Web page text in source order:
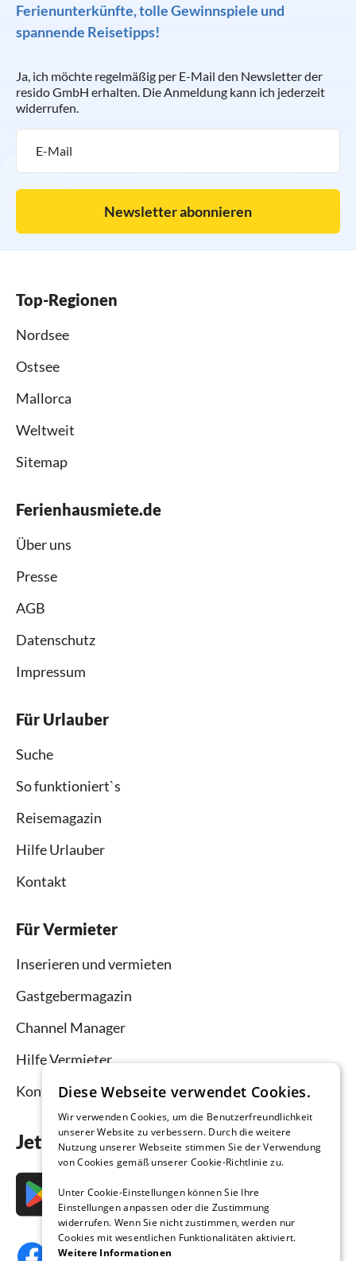
Ferienunterkünfte, tolle Gewinnspiele und
spannende Reisetipps!
Ja, ich möchte regelmäßig per E-Mail den Newsletter der
resido GmbH erhalten. Die Anmeldung kann ich jederzeit
widerrufen.
Newsletter abonnieren
Top-Regionen
Nordsee
Ostsee
Mallorca
Weltweit
Sitemap
Ferienhausmiete.de
Über uns
Presse
AGB
Datenschutz
Impressum
Für Urlauber
Suche
So funktioniert`s
Reisemagazin
Hilfe Urlauber
Kontakt
Für Vermieter
Inserieren und vermieten
Gastgebermagazin
Channel Manager
Hilfe Vermieter
Kontakt
Jetzt die App downloaden
Diese Webseite verwendet Cookies.
Wir verwenden Cookies, um die Benutzerfreundlichkeit
unserer Website zu verbessern. Durch die weitere
Nutzung unserer Webseite stimmen Sie der Verwendung
von Cookies gemäß unserer Cookie-Richtlinie zu.
Unter Cookie-Einstellungen können Sie Ihre
Einstellungen anpassen oder die Zustimmung
widerrufen. Wenn Sie nicht zustimmen, werden nur
Cookies mit wesentlichen Funktionalitäten aktiviert.
Weitere Informationen